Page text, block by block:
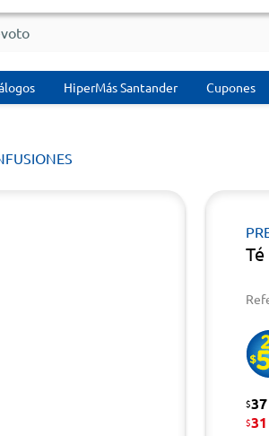
HiperMás Santander Cupones
$37
$31